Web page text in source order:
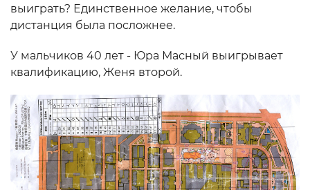
выиграть? Единственное желание, чтобы
дистанция была посложнее.
У мальчиков 40 лет - Юра Масный выигрывает
квалификацию, Женя второй.